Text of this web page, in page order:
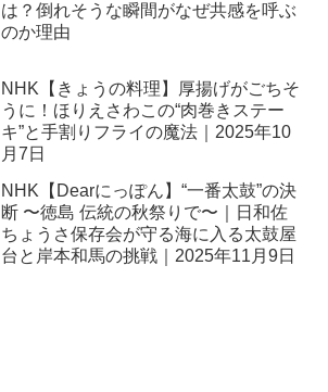
は？倒れそうな瞬間がなぜ共感を呼ぶ
のか理由
NHK【きょうの料理】厚揚げがごちそ
うに！ほりえさわこの“肉巻きステー
キ”と手割りフライの魔法｜2025年10
月7日
NHK【Dearにっぽん】“一番太鼓”の決
断 〜徳島 伝統の秋祭りで〜｜日和佐
ちょうさ保存会が守る海に入る太鼓屋
台と岸本和馬の挑戦｜2025年11月9日